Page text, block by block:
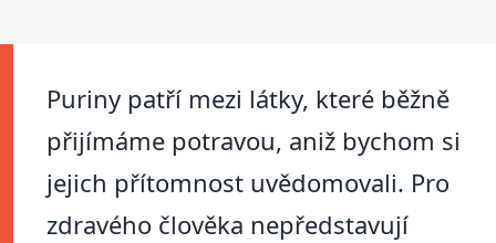
Puriny patří mezi látky, které běžně
přijímáme potravou, aniž bychom si
jejich přítomnost uvědomovali. Pro
zdravého člověka nepředstavují